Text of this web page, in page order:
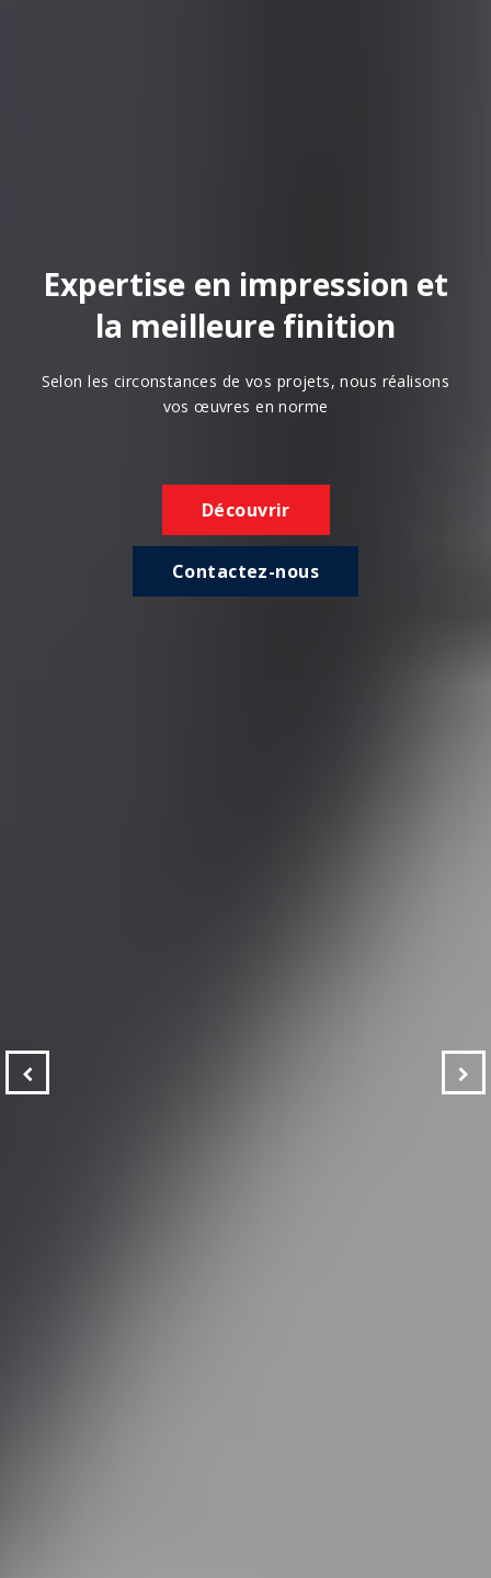
Expertise en impression et
la meilleure finition
Selon les circonstances de vos projets, nous réalisons
vos œuvres en norme
Découvrir
Contactez-nous